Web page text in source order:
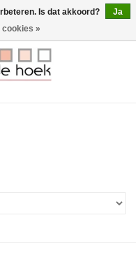
0 Artikelen - €0,00
Is dat akkoord?
Ja
cookies »